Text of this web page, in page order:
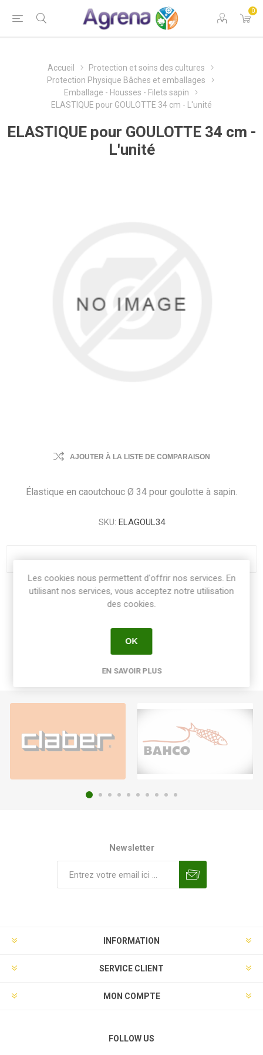
0
Accueil
Protection et soins des cultures
Protection Physique Bâches et emballages
Emballage - Housses - Filets sapin
ELASTIQUE pour GOULOTTE 34 cm - L'unité
ELASTIQUE pour GOULOTTE 34 cm -
L'unité
AJOUTER À LA LISTE DE COMPARAISON
Élastique en caoutchouc Ø 34 pour goulotte à sapin.
SKU: ELAGOUL34
Share:
Newsletter
INFORMATION
SERVICE CLIENT
MON COMPTE
FOLLOW US
Les cookies nous permettent d'offrir nos services. En
utilisant nos services, vous acceptez notre utilisation
des cookies.
OK
EN SAVOIR PLUS